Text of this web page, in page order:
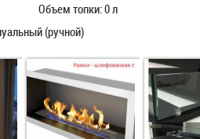
Объем топки: 0 л
(ручной)